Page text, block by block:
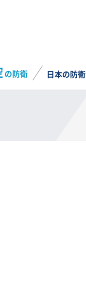
の防衛 日本の防衛